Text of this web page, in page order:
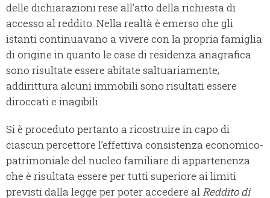
delle dichiarazioni rese all’atto della richiesta di
accesso al reddito. Nella realtà è emerso che gli
istanti continuavano a vivere con la propria famiglia
di origine in quanto le case di residenza anagrafica
sono risultate essere abitate saltuariamente;
addirittura alcuni immobili sono risultati essere
diroccati e inagibili.
Si è proceduto pertanto a ricostruire in capo di
ciascun percettore l’effettiva consistenza economico-
patrimoniale del nucleo familiare di appartenenza
che è risultata essere per tutti superiore ai limiti
previsti dalla legge per poter accedere alReddito di